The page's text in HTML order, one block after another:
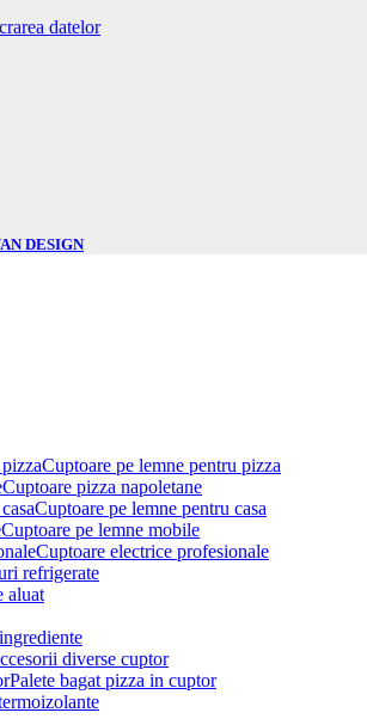
datelor
DESIGN
Cuptoare pe lemne pentru pizza
Cuptoare pizza napoletane
Cuptoare pe lemne pentru casa
Cuptoare pe lemne mobile
Cuptoare electrice profesionale
refrigerate
aluat
diverse cuptor
Palete bagat pizza in cuptor